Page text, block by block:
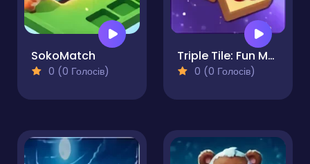
SokoMatch
0 (0 Голосів)
Triple Tile: Fun Match Puzzle 3
0 (0 Голосів)